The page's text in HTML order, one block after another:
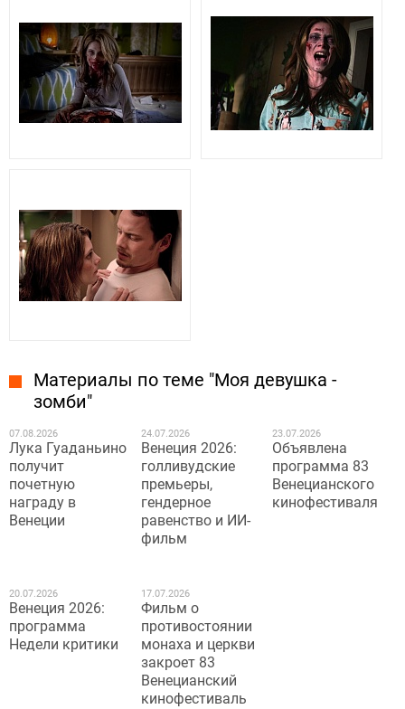
Материалы по теме "Моя девушка -
зомби"
07.08.2026
Лука Гуаданьино
получит
почетную
награду в
Венеции
24.07.2026
Венеция 2026:
голливудские
премьеры,
гендерное
равенство и ИИ-
фильм
23.07.2026
Объявлена
программа 83
Венецианского
кинофестиваля
20.07.2026
Венеция 2026:
программа
Недели критики
17.07.2026
Фильм о
противостоянии
монаха и церкви
закроет 83
Венецианский
кинофестиваль